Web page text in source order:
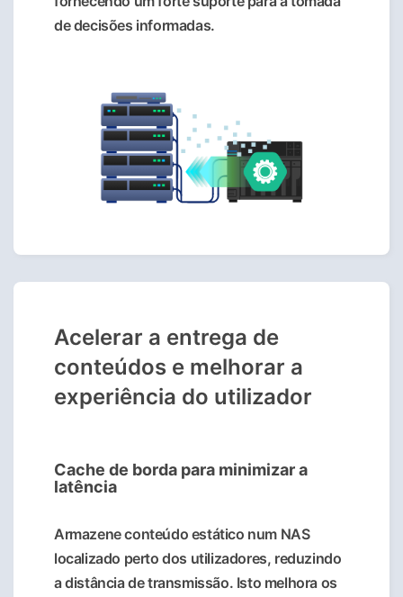
de decisões informadas.
Acelerar a entrega de
conteúdos e melhorar a
experiência do utilizador
Cache de borda para minimizar a
latência
Armazene conteúdo estático num NAS
localizado perto dos utilizadores, reduzindo
a distância de transmissão. Isto melhora os